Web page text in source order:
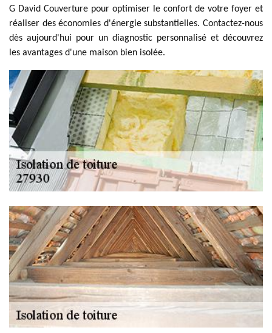
G David Couverture pour optimiser le confort de votre foyer et
réaliser des économies d'énergie substantielles. Contactez-nous
dès aujourd'hui pour un diagnostic personnalisé et découvrez
les avantages d'une maison bien isolée.